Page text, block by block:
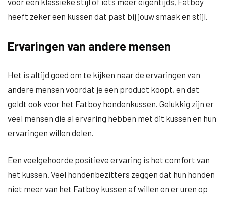
heeft zeker een kussen dat past bij jouw smaak en stijl.
Ervaringen van andere mensen
Het is altijd goed om te kijken naar de ervaringen van
andere mensen voordat je een product koopt, en dat
geldt ook voor het Fatboy hondenkussen. Gelukkig zijn er
veel mensen die al ervaring hebben met dit kussen en hun
ervaringen willen delen.
Een veelgehoorde positieve ervaring is het comfort van
het kussen. Veel hondenbezitters zeggen dat hun honden
niet meer van het Fatboy kussen af willen en er uren op